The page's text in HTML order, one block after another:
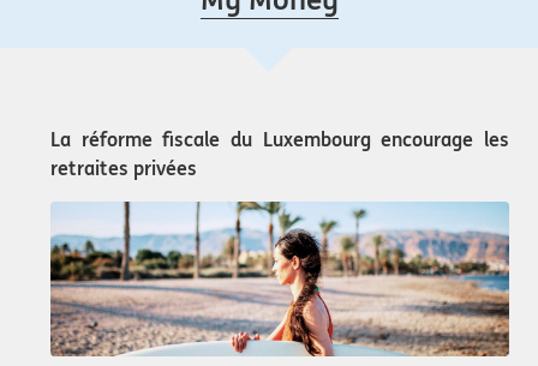
La réforme fiscale du Luxembourg encourage les
retraites privées